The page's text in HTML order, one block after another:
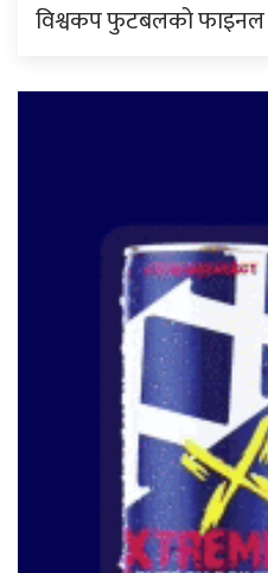
विश्वकप फुटबलको फाइनल